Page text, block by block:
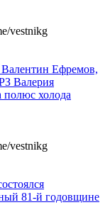
vestnikg
Валентин Ефремов,
Валерия
холода
vestnikg
81-й годовщине